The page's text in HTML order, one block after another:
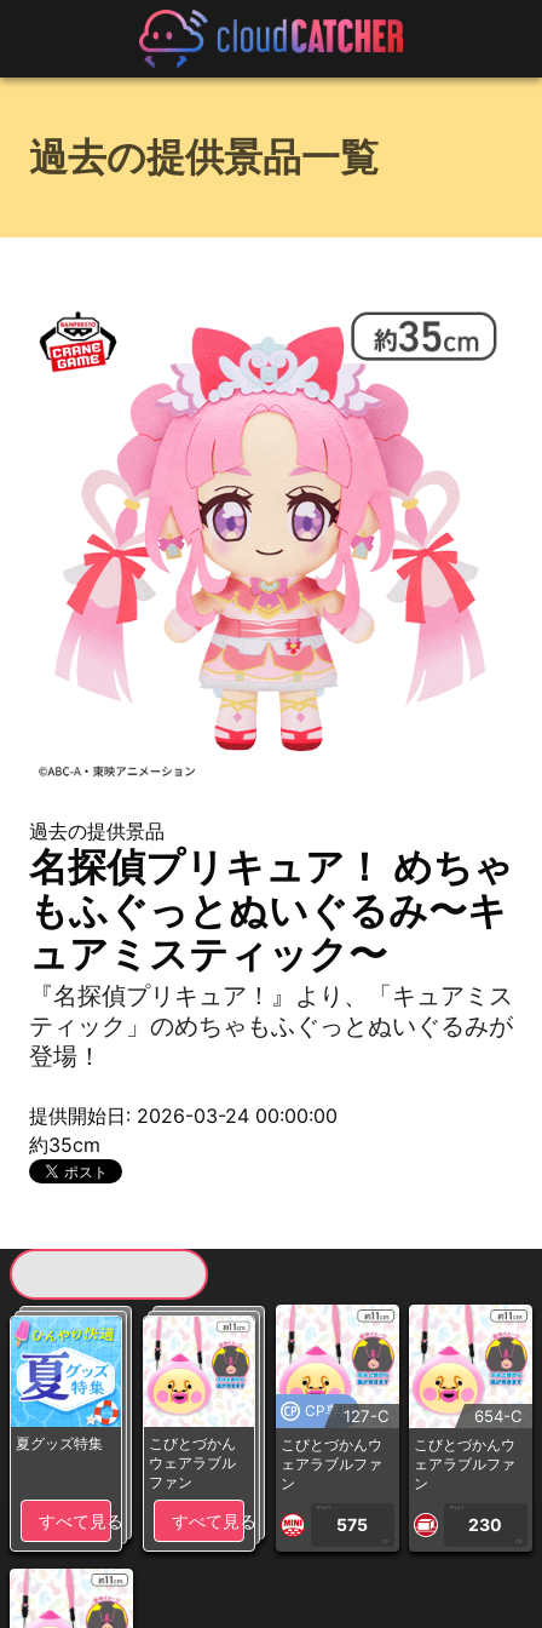
過去の提供景品一覧
過去の提供景品
名探偵プリキュア！ めちゃ
もふぐっとぬいぐるみ〜キ
ュアミスティック〜
『名探偵プリキュア！』より、「キュアミス
ティック」のめちゃもふぐっとぬいぐるみが
登場！
提供開始日: 2026-03-24 00:00:00
約35cm
夏グッズ特集
すべて見る
こびとづかん
ウェアラブル
ファン
すべて見る
CP専用127-C
こびとづかんウ
ェアラブルファ
ン
1PLAY
575
CP
654-C
こびとづかんウ
ェアラブルファ
ン
1PLAY
230
CP